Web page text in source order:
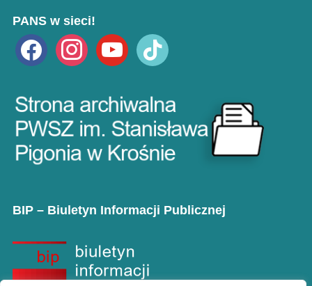
PANS w sieci!
facebook instagramyoutube tiktok
BIP – Biuletyn Informacji Publicznej